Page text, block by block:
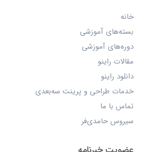
خانه
بسته‌های آموزشی
دوره‌های آموزشی
مقالات راینو
دانلود راینو
خدمات طراحی و پرینت سه‌بعدی
تماس با ما
سیروس حامدی‌فر